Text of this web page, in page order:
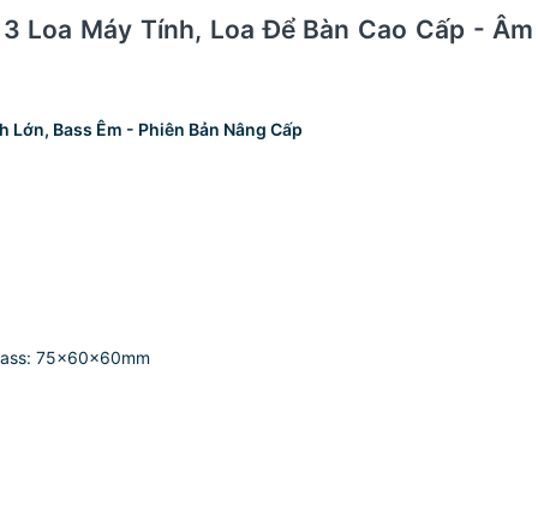
Loa Máy Tính, Loa Để Bàn Cao Cấp -
Lớn, Bass Êm - Phiên Bản Nâng Cấp
75x60x60mm